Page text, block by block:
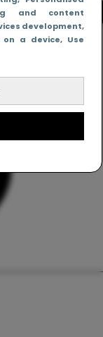
and content
development,
a device, Use